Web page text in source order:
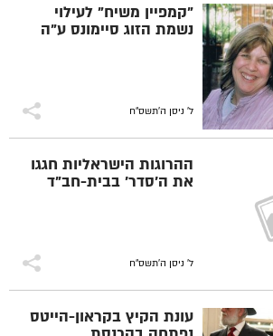
"קמפיין משיח" לעילוי
נשמת הזוג סיימונס ע"ה
ל' ניסן ה׳תשס״ח
ההרוגות הישראליות חגגו
את ה'סדר' בבית-חב"ד
ל' ניסן ה׳תשס״ח
עונת הקיץ בקראון-הייטס